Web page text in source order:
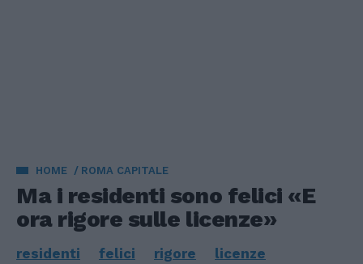
HOME ROMA CAPITALE
Ma i residenti sono felici «E
ora rigore sulle licenze»
residenti felici rigore licenze